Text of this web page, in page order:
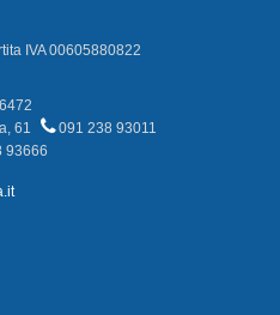
IVA 00605880822
61
091 238 93011
93666